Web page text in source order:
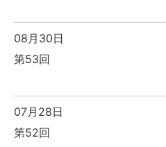
08月30日
第53回
07月28日
第52回